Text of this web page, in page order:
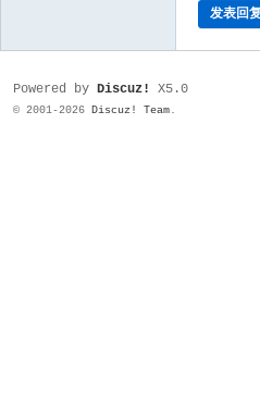
发表回复
Powered by Discuz! X5.0
© 2001-2026 Discuz! Team.